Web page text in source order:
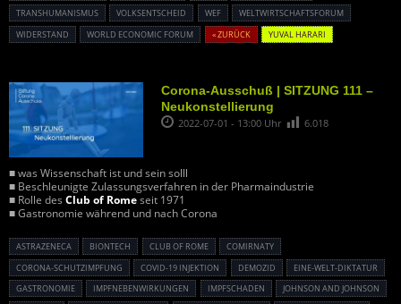
TRANSHUMANISMUS
VOLKSENTSCHEID WEF
WELTWIRTSCHAFTSFORUM
WIDERSTAND
WORLD ECONOMIC FORUM « ZURÜCK YUVAL HARARI
Corona-Ausschuß | SITZUNG 111 –
Neukonstellierung
2022-07-01 - 13:00 Uhr 6.018
■ was Wissenschaft ist und sein solll
■ Beschleunigte Zulassungsverfahren in der Pharmaindustrie
■ Rolle des Club of Romeseit 1971
■ Gastronomie während und nach Corona
ASTRAZENECA BIONTECH CLUB OF ROME
COMIRNATY
CORONA-SCHUTZIMPFUNG
COVID-19 INJEKTION DEMOZID
EINE-WELT-DIKTATUR
GASTRONOMIE
IMPFNEBENWIRKUNGEN IMPFSCHADEN
JOHNSON AND JOHNSON